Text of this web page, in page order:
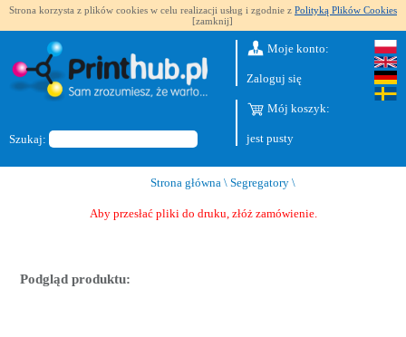
Strona korzysta z plików cookies w celu realizacji usług i zgodnie z Polityką Plików Cookies
[zamknij]
Szukaj:
Moje konto:
Zaloguj się
Mój koszyk:
jest pusty
Strona główna \ Segregatory \
Aby przesłać pliki do druku, złóż zamówienie.
Podgląd produktu: